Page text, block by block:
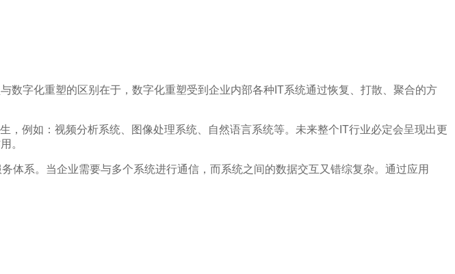
字化重塑的区别在于，数字化重塑受到企业内部各种IT系统通过恢复、打散、聚合的方
例如：视频分析系统、图像处理系统、自然语言系统等。未来整个IT行业必定会呈现出更
。
体系。当企业需要与多个系统进行通信，而系统之间的数据交互又错综复杂。通过应用